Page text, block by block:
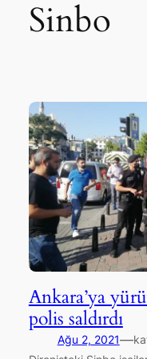
Sinbo
Ankara’ya
polis saldırdı
Ağu 2, 2021—